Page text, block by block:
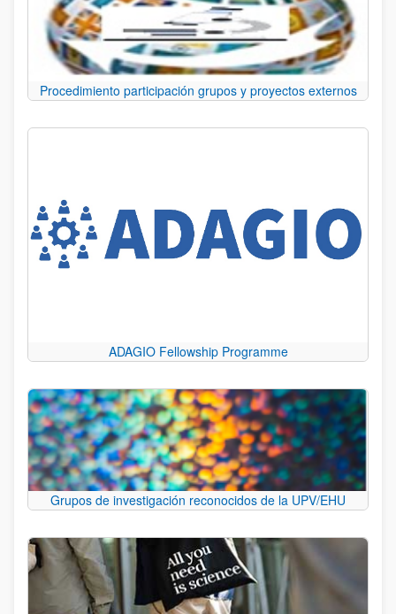
Procedimiento participación grupos y proyectos externos
ADAGIO Fellowship Programme
Grupos de investigación reconocidos de la UPV/EHU